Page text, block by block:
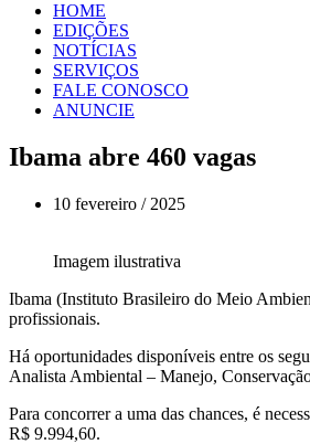
HOME
EDIÇÕES
NOTÍCIAS
SERVIÇOS
FALE CONOSCO
ANUNCIE
Ibama abre 460 vagas
10 fevereiro / 2025
Imagem ilustrativa
Ibama (Instituto Brasileiro do Meio
profissionais.
Há oportunidades disponíveis entre os
Analista Ambiental – Manejo,
Para concorrer a uma das chances, é
R$ 9.994,60.